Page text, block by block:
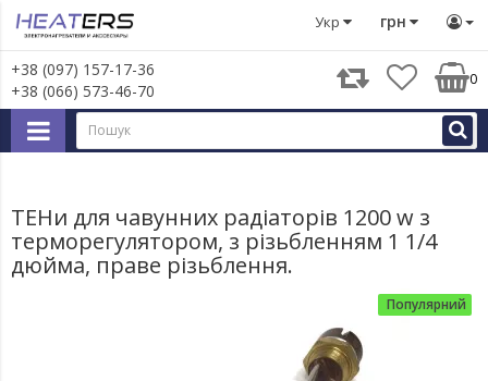
грн
Укр
+38 (097) 157-17-36
+38 (066) 573-46-70
0
Тени Тени в радіатори та сушки для рушників ТЕНи
ТЕНи для чавунних радіаторів 1200 w з
терморегулятором, з різьбленням 1 1/4
дюйма, праве різьблення.
Популярний